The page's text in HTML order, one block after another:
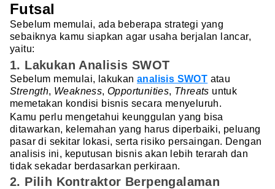
Futsal
Sebelum memulai, ada beberapa strategi yang
sebaiknya kamu siapkan agar usaha berjalan lancar,
yaitu:
1. Lakukan Analisis SWOT
Sebelum memulai, lakukan analisis SWOT atau
Strength, Weakness,Opportunities, Threats untuk
memetakan kondisi bisnis secara menyeluruh.
Kamu perlu mengetahui keunggulan yang bisa
ditawarkan, kelemahan yang harus diperbaiki, peluang
pasar di sekitar lokasi, serta risiko persaingan. Dengan
analisis ini, keputusan bisnis akan lebih terarah dan
tidak sekadar berdasarkan perkiraan.
2. Pilih Kontraktor Berpengalaman